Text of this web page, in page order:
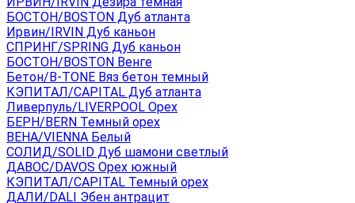
БОСТОН/BOSTON Дуб атланта
Ирвин/IRVIN Дуб каньон
СПРИНГ/SPRING Дуб каньон
БОСТОН/BOSTON Венге
Бетон/B-TONE Вяз бетон темный
КЭПИТАЛ/CAPITAL Дуб атланта
Ливерпуль/LIVERPOOL Орех
БЕРН/BERN Темный орех
ВЕНА/VIENNA Белый
СОЛИД/SOLID Дуб шамони светлый
ДАВОС/DAVOS Орех южный
КЭПИТАЛ/CAPITAL Темный орех
ДАЛИ/DALI Эбен антрацит